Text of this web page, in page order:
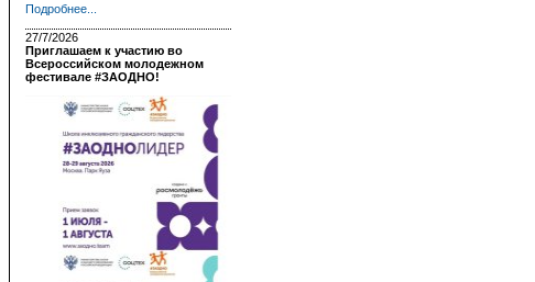
Подробнее...
27/7/2026
Приглашаем к участию во
Всероссийском молодежном
фестивале #ЗАОДНО!